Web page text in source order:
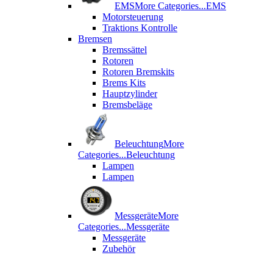
EMSMore Categories...EMS
Motorsteuerung
Traktions Kontrolle
Bremsen
Bremssättel
Rotoren
Rotoren Bremskits
Brems Kits
Hauptzylinder
Bremsbeläge
BeleuchtungMore
Categories...Beleuchtung
Lampen
Lampen
MessgeräteMore
Categories...Messgeräte
Messgeräte
Zubehör